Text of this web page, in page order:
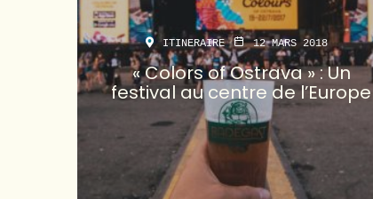
ITINERAIRE 12 MARS 2018
« Colors of Ostrava » : Un
festival au centre de l’Europe